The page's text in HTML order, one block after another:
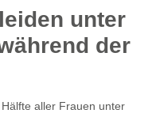
unter
der
aller Frauen unter